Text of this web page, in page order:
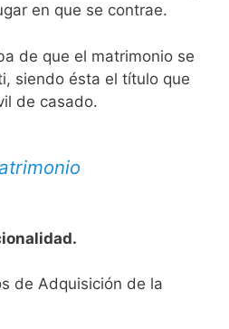
en que se contrae.
de que el matrimonio se
siendo ésta el título que
de casado.
de Adquisición de la